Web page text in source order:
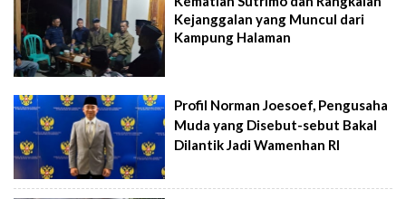
Kejanggalan yang Muncul dari
Kampung Halaman
Profil Norman Joesoef, Pengusaha
Muda yang Disebut-sebut Bakal
Dilantik Jadi Wamenhan RI